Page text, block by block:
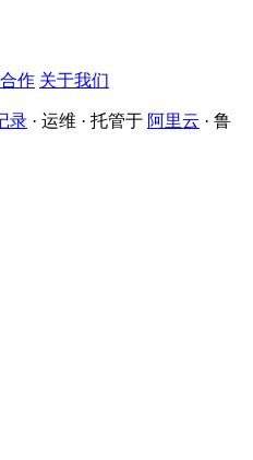
作 关于我们
录 · 运维 · 托管于 阿里云 · 鲁